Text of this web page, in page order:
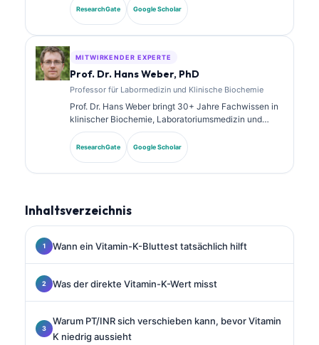
diagnostischen Analyse. Sie verfügt über
Spezialzertifizierungen in klinischer Chemie und hat
ResearchGate Google Scholar
MITWIRKENDER EXPERTE
Prof. Dr. Hans Weber, PhD
Professor für Labormedizin und Klinische Biochemie
Prof. Dr. Hans Weber bringt 30+ Jahre Fachwissen in
klinischer Biochemie, Laboratoriumsmedizin und
Biomarkerforschung mit. Als ehemaliger Präsident der
Deutschen Gesellschaft für Klinische Chemie ist er
auf die Analyse diagnostischer Panels, die
ResearchGate Google Scholar
Inhaltsverzeichnis
Wann ein Vitamin-K-Bluttest tatsächlich hilft
Was der direkte Vitamin-K-Wert misst
Warum PT/INR sich verschieben kann, bevor Vitamin
K niedrig aussieht